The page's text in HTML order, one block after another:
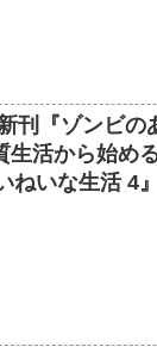
刊『ゾンビの
活から始め
ねいな生活 4